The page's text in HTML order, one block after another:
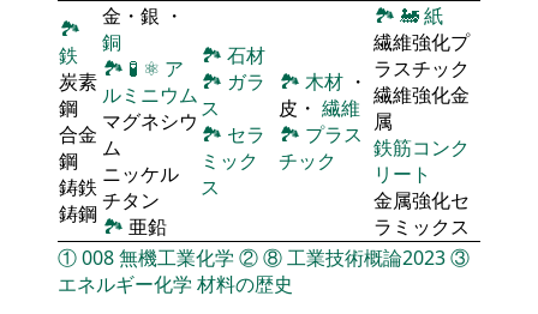
🏞
鉄
炭素
鋼
合金
鋼
鋳鉄
鋳鋼
金・銀 ・
銅
🏞 🧪 ⚛ ア
ルミニウム
マグネシウ
ム
ニッケル
チタン
🏞 亜鉛
🏞 石材
🏞 ガラ
ス
🏞 セラ
ミック
ス
🏞 木材 ・
皮・ 繊維
🏞 プラス
チック
🏞 🚂紙
繊維強化プ
ラスチック
繊維強化金
属
鉄筋コンク
リート
金属強化セ
ラミックス
①008無機工業化学 ②⑧工業技術概論2023③
エネルギー化学 材料の歴史